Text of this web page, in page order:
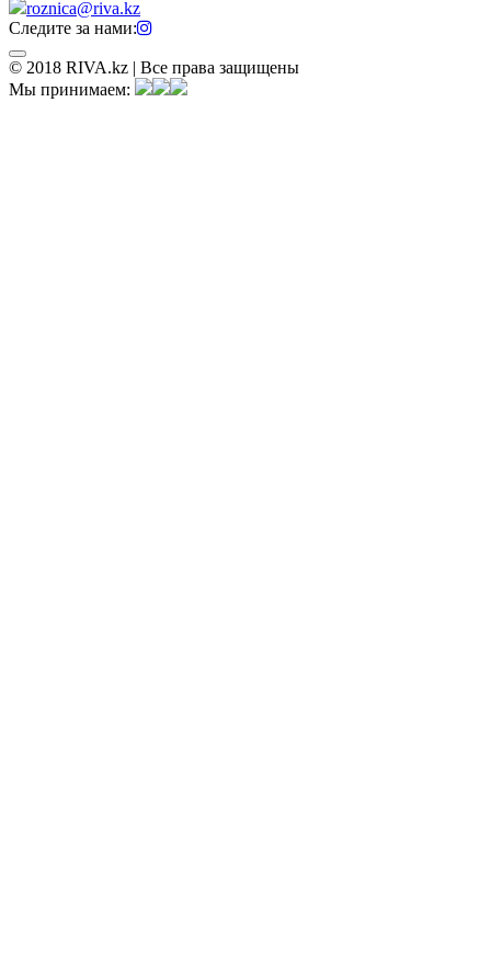
roznica@riva.kz
Следите за нами:
© 2018 RIVA.kz | Все права защищены
Мы принимаем: